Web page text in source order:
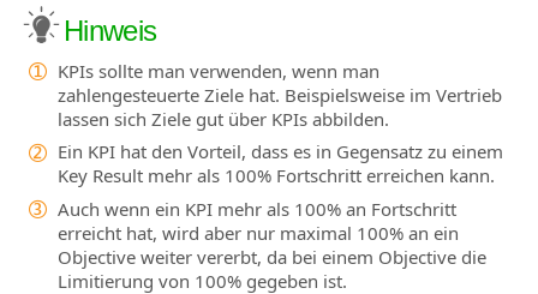
Hinweis
KPIs sollte man verwenden, wenn man
zahlengesteuerte Ziele hat. Beispielsweise im Vertrieb
lassen sich Ziele gut über KPIs abbilden.
Ein KPI hat den Vorteil, dass es in Gegensatz zu einem
Key Result mehr als 100% Fortschritt erreichen kann.
Auch wenn ein KPI mehr als 100% an Fortschritt
erreicht hat, wird aber nur maximal 100% an ein
Objective weiter vererbt, da bei einem Objective die
Limitierung von 100% gegeben ist.